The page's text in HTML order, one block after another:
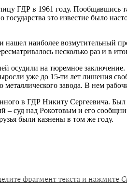
ГДР в 1961 году. Пообщавшись
государства это известие было
наиболее возмутительный
несколько раз и в
осудили на тюремное
уже до 15-ти лет лишения
завода. В нем
в ГДР Никиту Сергеевича.
– суд над Рокотовым и его
были казнены в том же году.